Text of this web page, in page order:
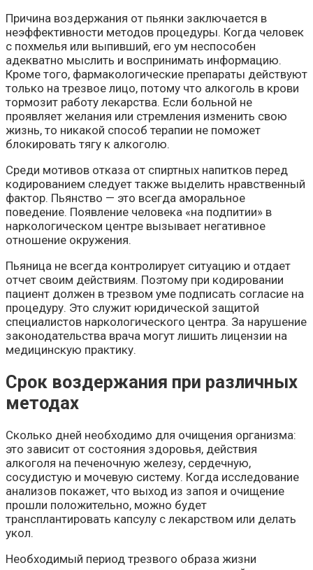
Причина воздержания от пьянки заключается в
неэффективности методов процедуры. Когда человек
с похмелья или выпивший, его ум неспособен
адекватно мыслить и воспринимать информацию.
Кроме того, фармакологические препараты действуют
только на трезвое лицо, потому что алкоголь в крови
тормозит работу лекарства. Если больной не
проявляет желания или стремления изменить свою
жизнь, то никакой способ терапии не поможет
блокировать тягу к алкоголю.
Среди мотивов отказа от спиртных напитков перед
кодированием следует также выделить нравственный
фактор. Пьянство — это всегда аморальное
поведение. Появление человека «на подпитии» в
наркологическом центре вызывает негативное
отношение окружения.
Пьяница не всегда контролирует ситуацию и отдает
отчет своим действиям. Поэтому при кодировании
пациент должен в трезвом уме подписать согласие на
процедуру. Это служит юридической защитой
специалистов наркологического центра. За нарушение
законодательства врача могут лишить лицензии на
медицинскую практику.
Срок воздержания при различных
методах
Сколько дней необходимо для очищения организма:
это зависит от состояния здоровья, действия
алкоголя на печеночную железу, сердечную,
сосудистую и мочевую систему. Когда исследование
анализов покажет, что выход из запоя и очищение
прошли положительно, можно будет
трансплантировать капсулу с лекарством или делать
укол.
Необходимый период трезвого образа жизни